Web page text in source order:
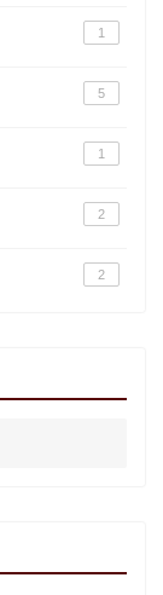
1
5
1
2
2